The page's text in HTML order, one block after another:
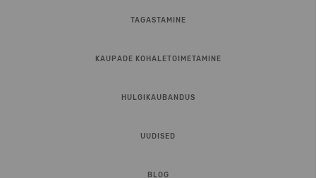
TAGASTAMINE
KAUPADE KOHALETOIMETAMINE
HULGIKAUBANDUS
UUDISED
BLOG